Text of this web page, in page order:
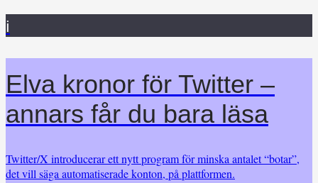
i
Elva kronor för Twitter –
annars får du bara läsa
Twitter/X introducerar ett nytt program för minska antalet “botar”,
det vill säga automatiserade konton, på plattformen.